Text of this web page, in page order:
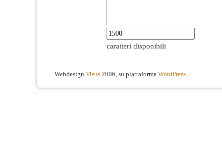
caratteri disponibili
Webdesign Visus 2006, su piattaforma WordPress